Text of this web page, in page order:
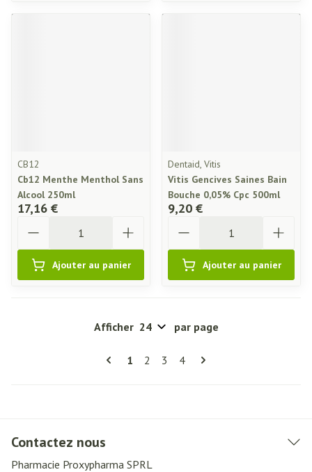
CB12
Cb12 Menthe Menthol Sans
Alcool 250ml
17,16 €
Ajouter au panier
Dentaid, Vitis
Vitis Gencives Saines Bain
Bouche 0,05% Cpc 500ml
9,20 €
Ajouter au panier
Pages
Vous lisez actuellement la page
1 Page
2 Page
3 Page
4
Afficher par page
Contactez nous
Pharmacie Proxypharma SPRL